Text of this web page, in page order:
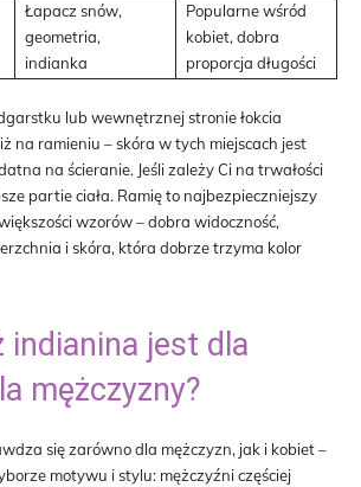
Łapacz snów,
geometria,
indianka
Popularne wśród
kobiet, dobra
proporcja długości
lub wewnętrznej stronie łokcia
na ramieniu – skóra w tych miejscach jest
na ścieranie. Jeśli zależy Ci na trwałości
partie ciała. Ramię to najbezpieczniejszy
wzorów – dobra widoczność,
i skóra, która dobrze trzyma kolor
indianina jest dla
mężczyzny?
się zarówno dla mężczyzn, jak i kobiet –
motywu i stylu: mężczyźni częściej